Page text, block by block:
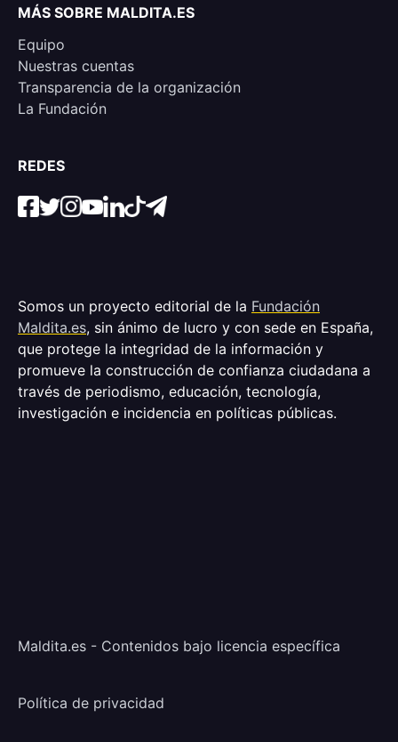
MÁS SOBRE MALDITA.ES
Equipo
Nuestras cuentas
Transparencia de la organización
La Fundación
REDES
Somos un proyecto editorial de la Fundación
Maldita.es, sin ánimo de lucro y con sede en España,
que protege la integridad de la información y
promueve la construcción de confianza ciudadana a
través de periodismo, educación, tecnología,
investigación e incidencia en políticas públicas.
Maldita.es - Contenidos bajo licencia específica
Política de privacidad